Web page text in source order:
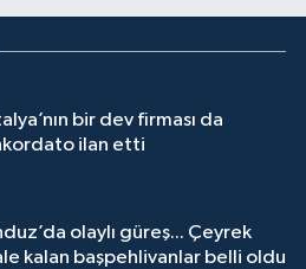
bir dev firması da
ilan etti
olaylı güreş... Çeyrek
kalan başpehlivanlar belli oldu